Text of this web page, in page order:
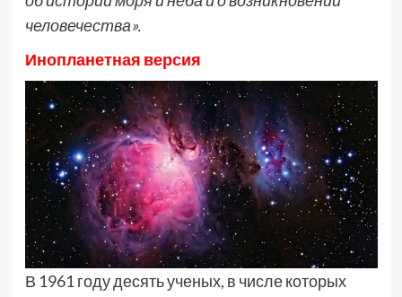
человечества».
Инопланетная версия
В 1961 году десять ученых, в числе которых